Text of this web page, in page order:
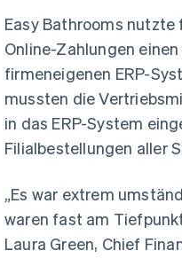
Easy Bathrooms
Online-Zahlungen
firmeneigenen ERP-
mussten die
in das ERP-System
Filialbestellungen aller
„Es war extrem
waren fast am
Laura Green, Chief